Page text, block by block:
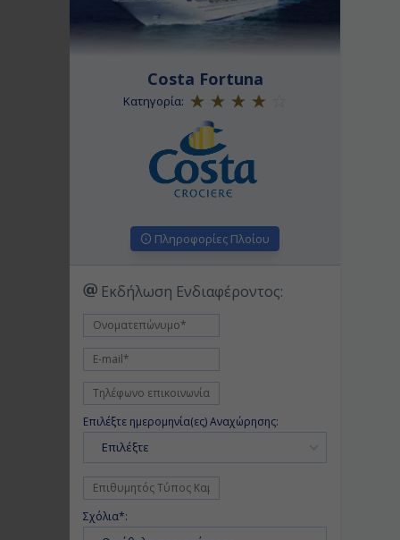
Costa Fortuna
Κατηγορία:
Πληροφορίες Πλοίου
Εκδήλωση Ενδιαφέροντος:
Επιλέξτε ημερομηνία(ες) Αναχώρησης:
Επιλέξτε
Σχόλια*: